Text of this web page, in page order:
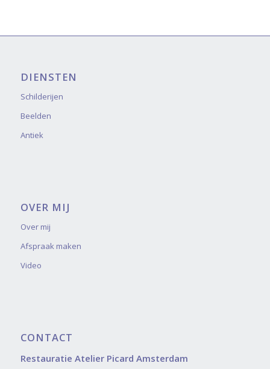
DIENSTEN
Schilderijen
Beelden
Antiek
OVER MIJ
Over mij
Afspraak maken
Video
CONTACT
Restauratie Atelier Picard Amsterdam